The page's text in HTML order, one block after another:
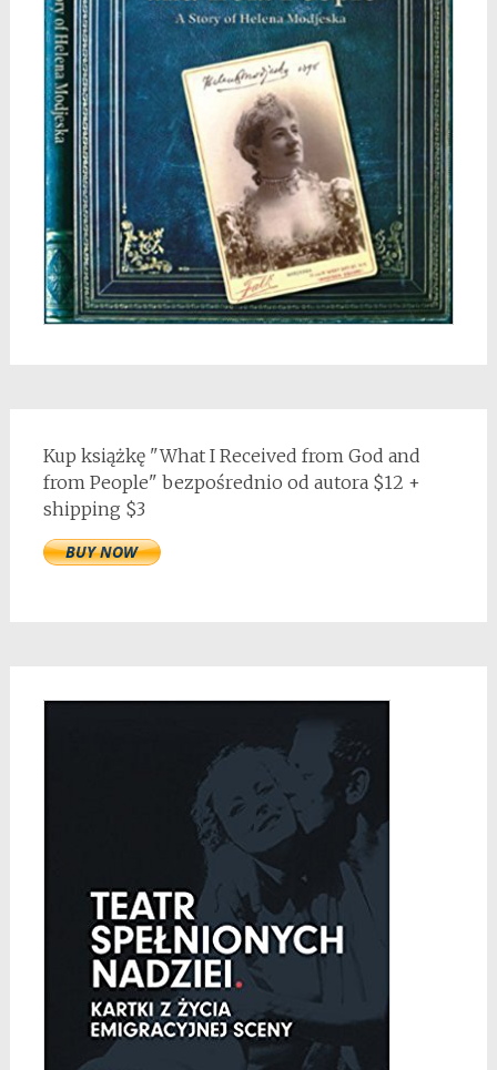
Kup książkę "What I Received from God and
from People" bezpośrednio od autora $12 +
shipping $3